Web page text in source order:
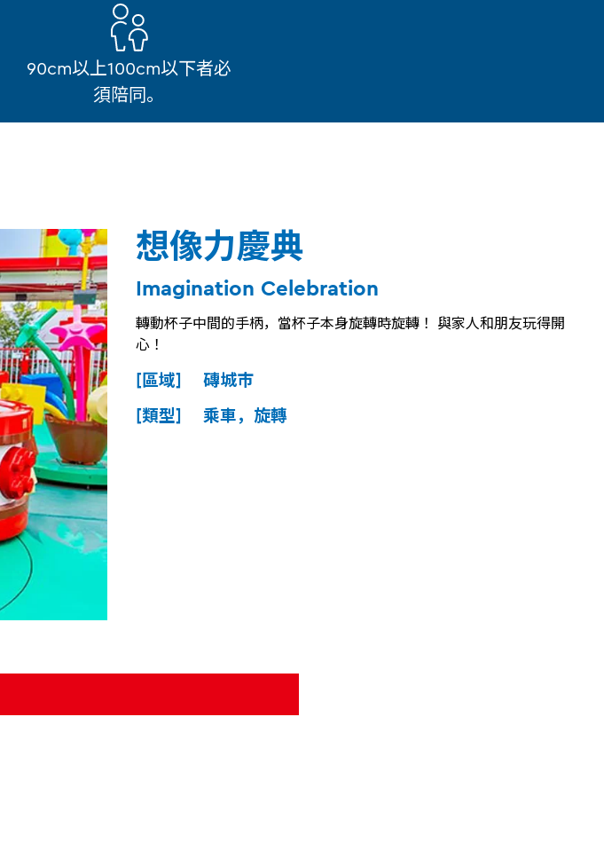
90cm以上100cm以下者必
須陪同。
想像力慶典
Imagination Celebration
轉動杯子中間的手柄，當杯子本身旋轉時旋轉！ 與家人和朋友玩得開
心！
[區域] 磚城市
[類型] 乘車，旋轉